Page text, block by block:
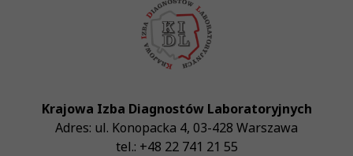
Krajowa Izba Diagnostów Laboratoryjnych
Adres: ul. Konopacka 4, 03-428 Warszawa
tel.: +48 22 741 21 55